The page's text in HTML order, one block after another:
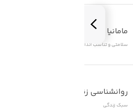
TRAVEL
مامانیا | Mamania
سلامتی و تناسب اندام
روانشناسی زناشویی
سبک زندگی